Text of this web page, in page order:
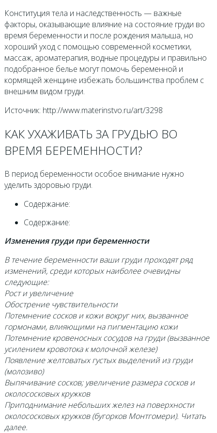
Конституция тела и наследственность — важные
факторы, оказывающие влияние на состояние груди во
время беременности и после рождения малыша, но
хороший уход с помощью современной косметики,
массаж, ароматерапия, водные процедуры и правильно
подобранное белье могут помочь беременной и
кормящей женщине избежать большинства проблем с
внешним видом груди.
Источник: http://www.materinstvo.ru/art/3298
КАК УХАЖИВАТЬ ЗА ГРУДЬЮ ВО
ВРЕМЯ БЕРЕМЕННОСТИ?
В период беременности особое внимание нужно
уделить здоровью груди.
Содержание:
Содержание:
Изменения груди при беременности
В течение беременности ваши груди проходят ряд
изменений, среди которых наиболее очевидны
следующие:
Рост и увеличение
Обострение чувствительности
Потемнение сосков и кожи вокруг них, вызванное
гормонами, влияющими на пигментацию кожи
Потемнение кровеносных сосудов на груди (вызванное
усилением кровотока к молочной железе)
Появление желтоватых густых выделений из груди
(молозиво)
Выпячивание сосков; увеличение размера сосков и
околососковых кружков
Приподнимание небольших желез на поверхности
околососковых кружков (бугорков Монтгомери). Читать
далее.